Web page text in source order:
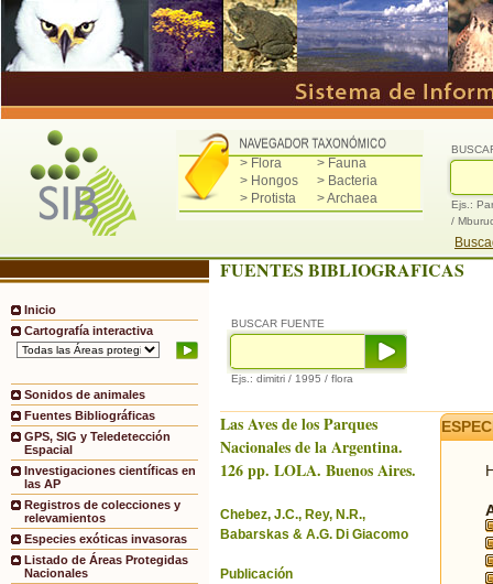
> Flora
> Fauna
> Hongos
> Bacteria
> Protista
> Archaea
Ejs.:
/
Inicio
Cartografía interactiva
Sonidos de animales
Fuentes Bibliográficas
GPS, SIG y Teledetección
Espacial
Investigaciones científicas en
las AP
Registros de colecciones y
relevamientos
Especies exóticas invasoras
Listado de Áreas Protegidas
Nacionales
FUENTES BIBLIOGRAFICAS
BUSCAR FUENTE
Ejs.: dimitri / 1995 / flora
Las Aves de los Parques
Nacionales de la Argentina.
126 pp. LOLA. Buenos Aires.
Chebez, J.C., Rey, N.R.,
Babarskas & A.G. Di Giacomo
Publicación